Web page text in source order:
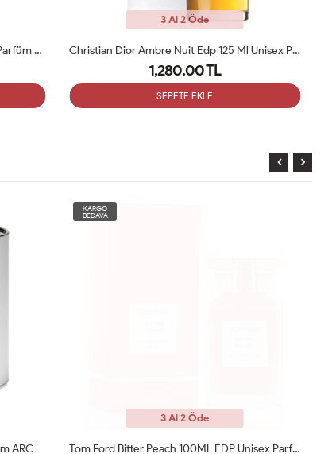
Ex Nihilo Blue Talisman 100 Ml Unisex Parfüm ARC
3 Al 2 Öde
Christian Dior Ambre Nuit Edp 125 Ml Unisex Parfüm ARC
1,280.00 TL
SEPETE EKLE
ARC
KARGO
BEDAVA
3 Al 2 Öde
Tom Ford Bitter Peach 100ML EDP Unisex Parfüm ARC